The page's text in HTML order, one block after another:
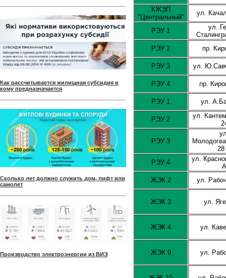
Как рассчитывается жилищная субсидия и
кому предназначается
Сколько лет должно служить дом, лифт или
самолет
Производство электроэнергии из ВИЭ
КЖЭП
"Центральный"
ул.
РЭУ 1
ул.
РЭУ 2
пр.
РЭУ 3 ул.
РЭУ 4 пр.
РЭУ 1 ул.
РЭУ 2
ул.
РЭУ 3
РЭУ 4
ул.
ЖЭК 2
ул.
ЖЭК 3 ул.
ЖЭК 4 ул.
ЖЭК 9 ул.